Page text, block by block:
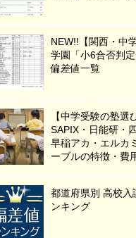
NEW!!【関西・中
学園「小6合否判定
偏差値一覧
【中学受験の塾選
SAPIX・日能研・
早稲アカ・エルカ
ーブルの特徴・費
都道府県別 高校入
ンキング